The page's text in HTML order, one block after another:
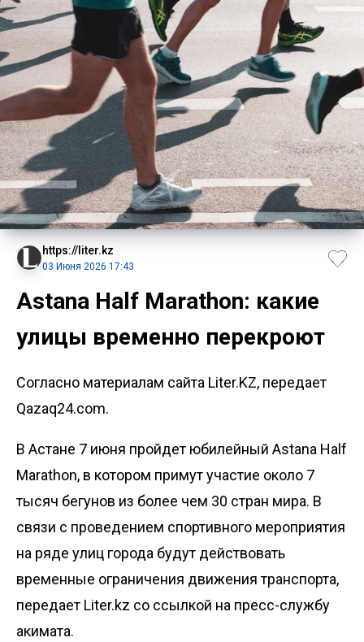
https://liter.kz
03 Июня 2026 17:43
Astana Half Marathon: какие
улицы временно перекроют
Согласно материалам сайта Liter.KZ, передает
Qazaq24.com.
В Астане 7 июня пройдет юбилейный Astana Half
Marathon, в котором примут участие около 7
тысяч бегунов из более чем 30 стран мира. В
связи с проведением спортивного мероприятия
на ряде улиц города будут действовать
временные ограничения движения транспорта,
передает Liter.kz со ссылкой на пресс-службу
акимата.